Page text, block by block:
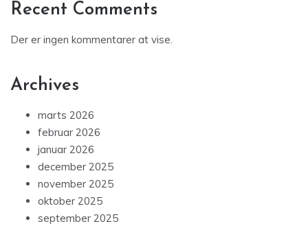
Recent Comments
Der er ingen kommentarer at vise.
Archives
marts 2026
februar 2026
januar 2026
december 2025
november 2025
oktober 2025
september 2025